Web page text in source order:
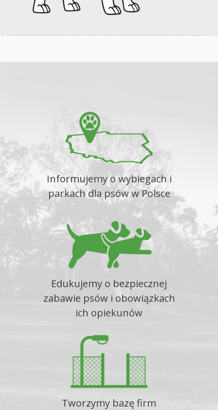
Informujemy o wybiegach i
parkach dla psów w Polsce
Edukujemy o bezpiecznej
zabawie psów i obowiązkach
ich opiekunów
Tworzymy bazę firm